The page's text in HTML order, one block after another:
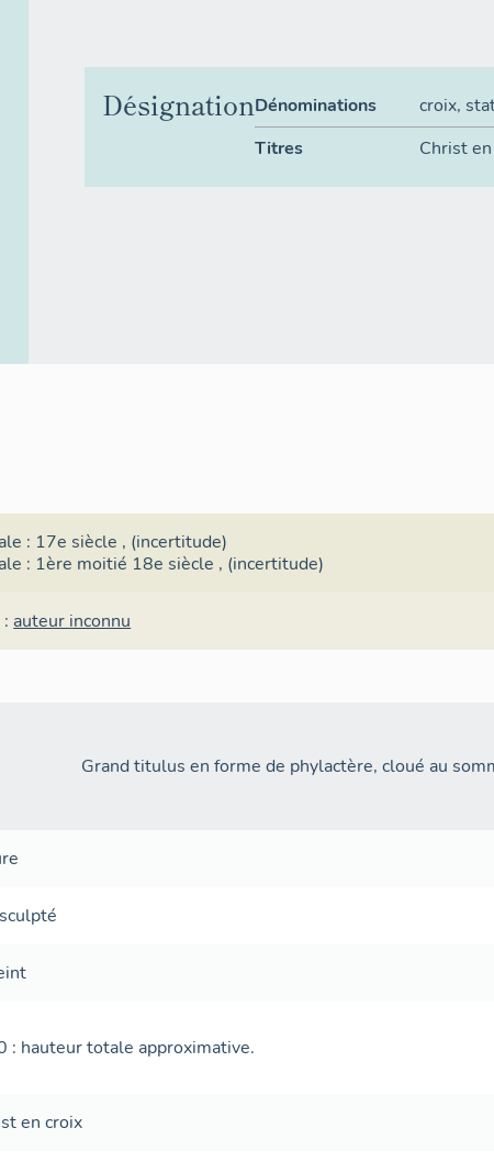
DésignationDénominations croix,
Titres
Christ
: 17e siècle , (incertitude)
: 1ère moitié 18e siècle , (incertitude)
auteur inconnu
Grand titulus en forme de phylactère, cloué au
: hauteur totale approximative.
en croix